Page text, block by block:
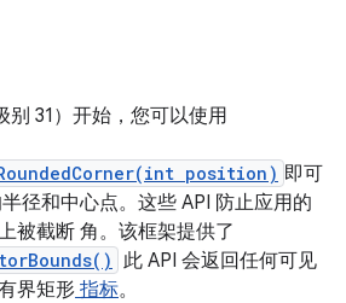
别 31）开始，您可以使用
position) 即可
径和中心点。这些 API 防止应用的
被截断 角。该框架提供了
此 API 会返回任何可见
界矩形 指标。